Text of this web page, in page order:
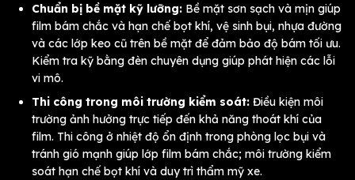
Chuẩn bị bề mặt kỹ lưỡng: Bề mặt sơn sạch và mịn giúp
film bám chắc và hạn chế bọt khí, vệ sinh bụi, nhựa đường
và các lớp keo cũ trên bề mặt để đảm bảo độ bám tối ưu.
Kiểm tra kỹ bằng đèn chuyên dụng giúp phát hiện các lỗi
vi mô.
Thi công trong môi trường kiểm soát: Điều kiện môi
trường ảnh hưởng trực tiếp đến khả năng thoát khí của
film. Thi công ở nhiệt độ ổn định trong phòng lọc bụi và
tránh gió mạnh giúp lớp film bám chắc; môi trường kiểm
soát hạn chế bọt khí và duy trì thẩm mỹ xe.